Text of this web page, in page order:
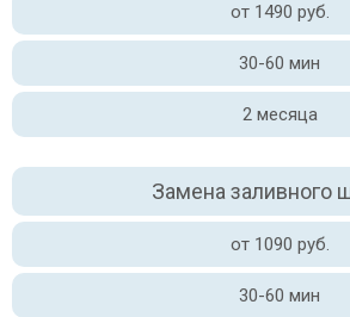
от 1490 руб.
30-60 мин
2 месяца
Замена заливного
от 1090 руб.
30-60 мин